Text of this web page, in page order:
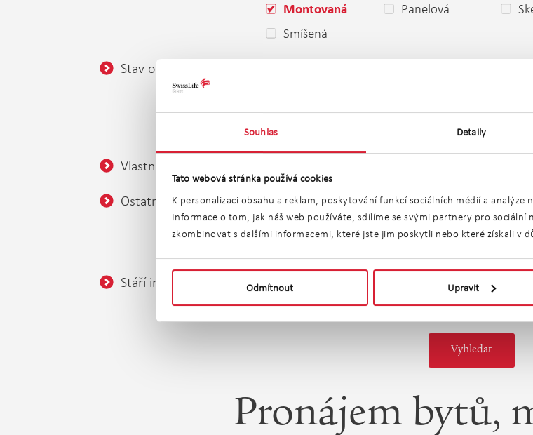
Souhlas Detaily
Tato webová stránka používá cookies
K personalizaci obsahu a reklam, poskytování funkcí sociálních médií a
Informace o tom, jak náš web používáte, sdílíme se svými partnery pro
zkombinovat s dalšími informacemi, které jste jim poskytli nebo které získali v
Odmítnout Upravit
Montovaná Panelová
Smíšená
Stav objektu:
K demolici
Před
rekonstrukcí
Vlastnictví:
Ostatní: Balkón Lodžie
Sklep
Parkování
Stáří inzerátu: bez omezení
Pronájem bytů,